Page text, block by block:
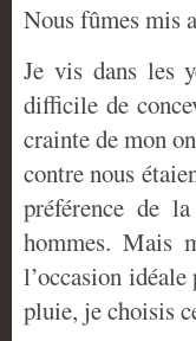
Nous fûmes mis
Je vis dans les
difficile de
crainte de mon
contre nous
préférence de
hommes. Mais
l’occasion idéale
pluie, je choisis